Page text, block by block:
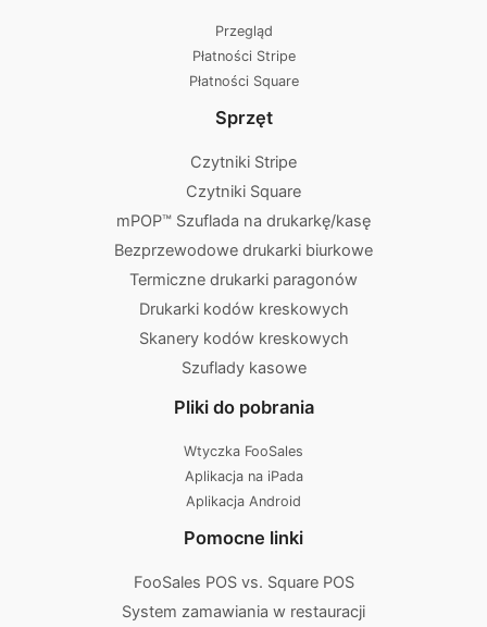
Przegląd
Płatności Stripe
Płatności Square
Sprzęt
Czytniki Stripe
Czytniki Square
mPOP™ Szuflada na drukarkę/kasę
Bezprzewodowe drukarki biurkowe
Termiczne drukarki paragonów
Drukarki kodów kreskowych
Skanery kodów kreskowych
Szuflady kasowe
Pliki do pobrania
Wtyczka FooSales
Aplikacja na iPada
Aplikacja Android
Pomocne linki
FooSales POS vs. Square POS
System zamawiania w restauracji